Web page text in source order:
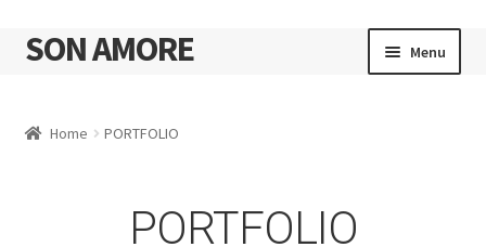
SON AMORE Menu
Home PORTFOLIO
PORTFOLIO